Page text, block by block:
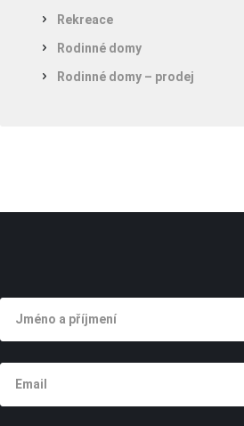
Rekreace
Rodinné domy
Rodinné domy – prodej